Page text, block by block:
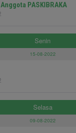
PASKIBRAKA
Senin
15-08-2022
Selasa
09-08-2022